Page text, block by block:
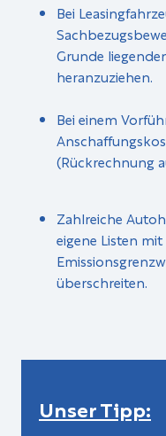
Bei
Grunde
heranzuziehen.
Bei einem
(Rückrechnung
Zahlreiche
eigene Listen
überschreiten.
Unser Tipp: